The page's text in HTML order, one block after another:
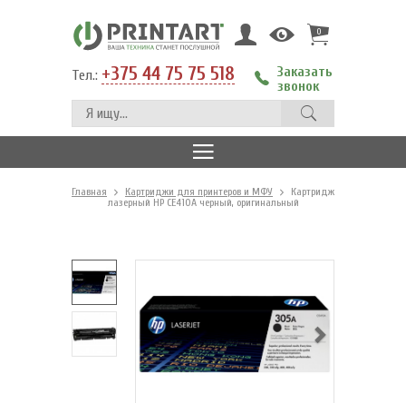
0
Тел.: +375 44 75 75 518
Заказать
звонок
Главная Картриджи для принтеров и МФУ
Картридж
лазерный HP CE410A черный, оригинальный